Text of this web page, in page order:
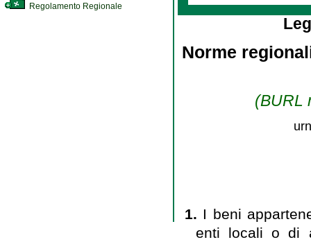
Regolamento Regionale
Norme
(BURL
1. I beni
enti locali o di